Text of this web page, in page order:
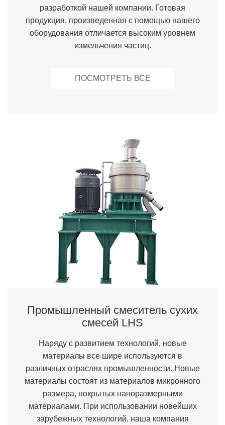
разработкой нашей компании. Готовая
продукция, произведенная с помощью нашего
оборудования отличается высоким уровнем
измельчения частиц.
ПОСМОТРЕТЬ ВСЕ
Промышленный смеситель сухих
смесей LHS
Наряду с развитием технологий, новые
материалы все шире используются в
различных отраслях промышленности. Новые
материалы состоят из материалов микронного
размера, покрытых наноразмерными
материалами. При использовании новейших
зарубежных технологий, наша компания